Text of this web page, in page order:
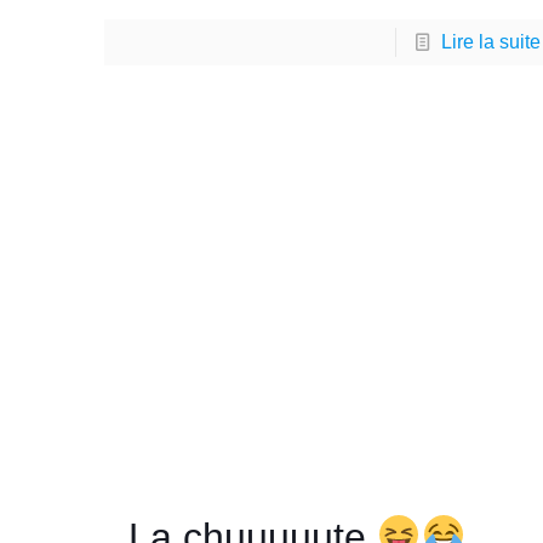
Lire la suite